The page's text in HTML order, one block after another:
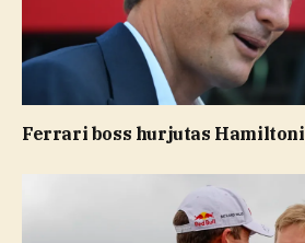
Ferrari boss hurjutas